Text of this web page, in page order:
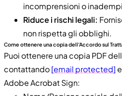
incomprensioni o
Riduce i rischi legali:
non rispetta gli obblighi.
Come ottenere una copia dell'Accordo sul
Puoi ottenere una copia PDF
contattando[email protected]
Adobe Acrobat Sign: